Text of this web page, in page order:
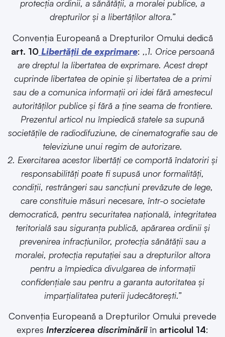
protecția ordinii, a sănătății, a moralei publice, a
drepturilor și a libertăților altora.”
Convenția Europeană a Drepturilor Omului dedică
art. 10 Libertății de exprimare: ,,1. Orice persoană
are dreptul la libertatea de exprimare. Acest drept
cuprinde libertatea de opinie și libertatea de a primi
sau de a comunica informații ori idei fără amestecul
autorităților publice și fără a ține seama de frontiere.
Prezentul articol nu împiedică statele sa supună
societățile de radiodifuziune, de cinematografie sau de
televiziune unui regim de autorizare.
2. Exercitarea acestor libertăți ce comportă îndatoriri și
responsabilități poate fi supusă unor formalități,
condiții, restrângeri sau sancțiuni prevăzute de lege,
care constituie măsuri necesare, într-o societate
democratică, pentru securitatea națională, integritatea
teritorială sau siguranța publică, apărarea ordinii și
prevenirea infracțiunilor, protecția sănătății sau a
moralei, protecția reputației sau a drepturilor altora
pentru a împiedica divulgarea de informații
confidențiale sau pentru a garanta autoritatea și
imparțialitatea puterii judecătorești.”
Convenția Europeană a Drepturilor Omului prevede
expres Interzicerea discriminăriiîn articolul 14: